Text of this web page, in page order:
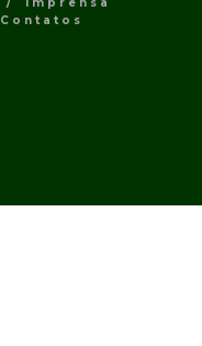
Contatos